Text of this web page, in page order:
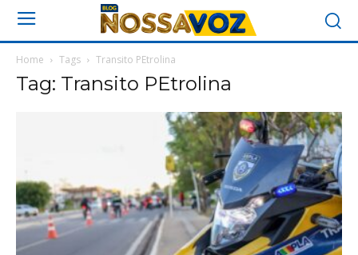
Home Tags Transito PEtrolina
Tag: Transito PEtrolina